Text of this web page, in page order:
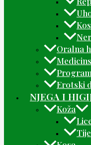
Oralna
Erotski
NJEGA I
Koža